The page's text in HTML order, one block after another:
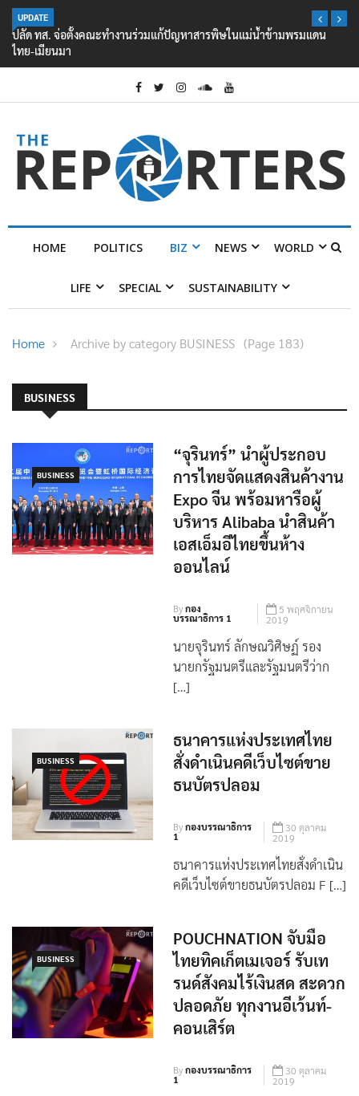
UPDATE
ปลัด ทส. จ่อตั้งคณะทำงานร่วมแก้ปัญหาสารพิษในแม่น้ำข้ามพรมแดน
ไทย-เมียนมา
HOME POLITICS BIZ NEWS WORLD
LIFE SPECIAL SUSTAINABILITY
Home Archive by category BUSINESS (Page 183)
BUSINESS
BUSINESS
“จุรินทร์” นำผู้ประกอบ
การไทยจัดแสดงสินค้างาน
Expo จีน พร้อมหารือผู้
บริหาร Alibaba นำสินค้า
เอสเอ็มอีไทยขึ้นห้าง
ออนไลน์
Byกอง
บรรณาธิการ 1
5 พฤศจิกายน
2019
นายจุรินทร์ ลักษณวิศิษฏ์ รอง
นายกรัฐมนตรีและรัฐมนตรีว่าก
[…]
BUSINESS
ธนาคารแห่งประเทศไทย
สั่งดำเนินคดีเว็บไซต์ขาย
ธนบัตรปลอม
Byกองบรรณาธิการ
1
30 ตุลาคม
2019
ธนาคารแห่งประเทศไทยสั่งดำเนิน
คดีเว็บไซต์ขายธนบัตรปลอม F […]
BUSINESS
POUCHNATION จับมือ
ไทยทิคเก็ตเมเจอร์ รับเท
รนด์สังคมไร้เงินสด สะดวก
ปลอดภัย ทุกงานอีเว้นท์-
คอนเสิร์ต
Byกองบรรณาธิการ
1
30 ตุลาคม
2019